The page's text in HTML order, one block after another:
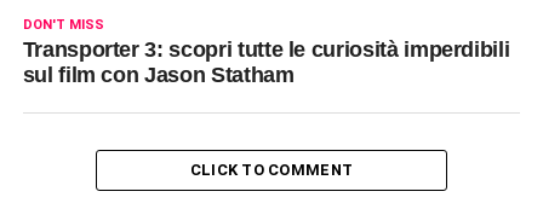
DON'T MISS
Transporter 3: scopri tutte le curiosità imperdibili
sul film con Jason Statham
CLICK TO COMMENT